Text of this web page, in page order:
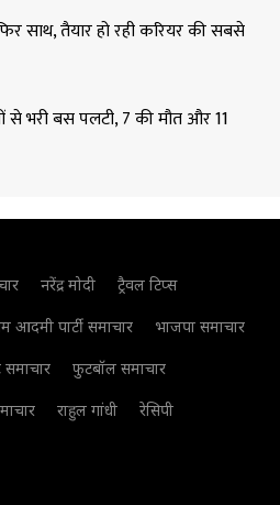
साथ, तैयार हो रही करियर की सबसे
से भरी बस पलटी, 7 की मौत और 11
नरेंद्र मोदी
ट्रैवल टिप्स
आदमी पार्टी समाचार
भाजपा समाचार
समाचार
फुटबॉल समाचार
राहुल गांधी
रेसिपी